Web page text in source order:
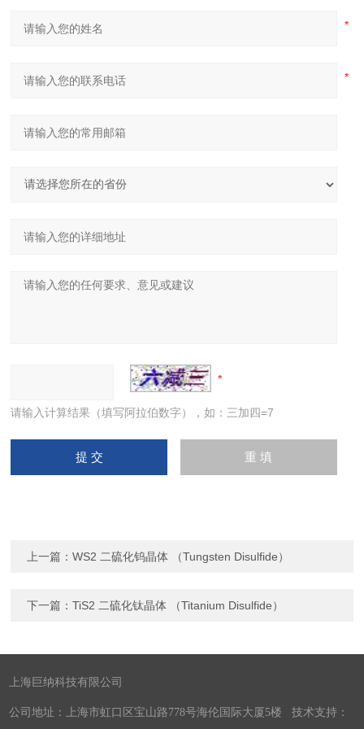
请输入计算结果（填写阿拉伯数字），如：三加四=7
上一篇：WS2 二硫化钨晶体 （Tungsten Disulfide）
下一篇：TiS2 二硫化钛晶体 （Titanium Disulfide）
上海巨纳科技有限公司
公司地址：上海市虹口区宝山路778号海伦国际大厦5楼 技术支持：